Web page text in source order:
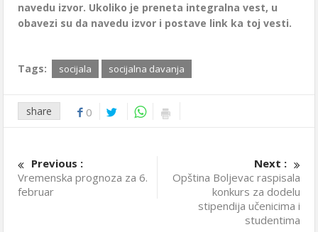
navedu izvor. Ukoliko je preneta integralna vest, u
obavezi su da navedu izvor i postave link ka toj vesti.
Tags: socijala socijalna davanja
share 0
Previous :
Vremenska prognoza za 6.
februar
Next :
Opština Boljevac raspisala
konkurs za dodelu
stipendija učenicima i
studentima